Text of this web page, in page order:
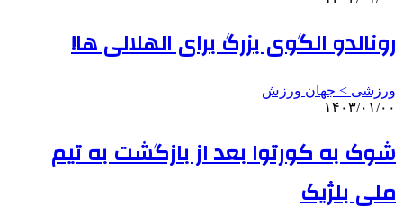
رونالدو الگوی بزرگ برای الهلالی ها!
ورزشی > جهان ورزش
۱۴۰۳/۰۱/۰۰
شوک به کورتوا بعد از بازگشت به تیم
ملی بلژیک